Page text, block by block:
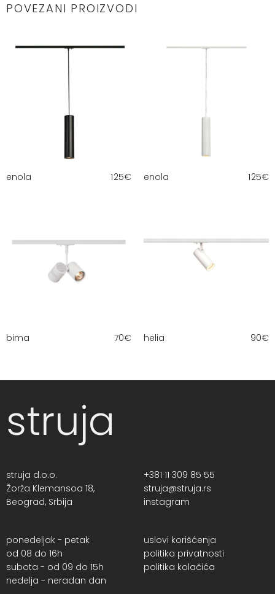
POVEZANI PROIZVODI
enola 125€ enola 125€
bima 70€ helia 90€
struja
struja d.o.o.
Žorža Klemansoa 18,
Beograd, Srbija
+381 11 309 85 55
struja@struja.rs
instagram
ponedeljak - petak
od 08 do 16h
subota - od 09 do 15h
nedelja - neradan dan
uslovi korišćenja
politika privatnosti
politika kolačića